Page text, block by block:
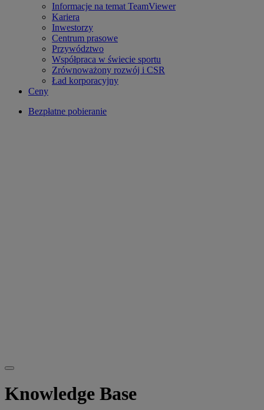
Informacje na temat TeamViewer
Kariera
Inwestorzy
Centrum prasowe
Przywództwo
Współpraca w świecie sportu
Zrównoważony rozwój i CSR
Ład korporacyjny
Ceny
Bezpłatne pobieranie
Knowledge Base